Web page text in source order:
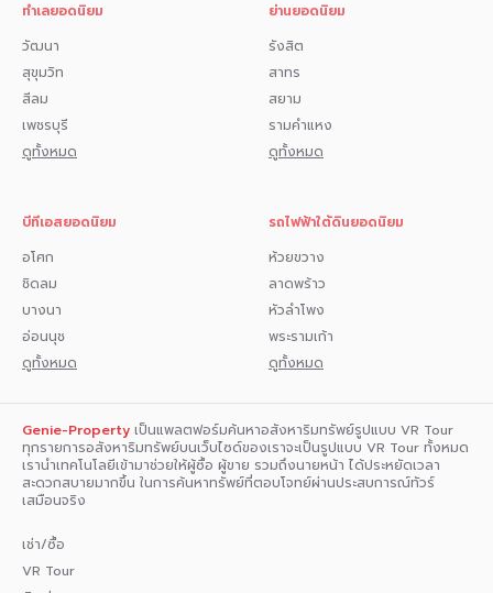
9888 ##
#คอนโดมือสอง #คอนโดตกแต่งใหม่ #genieproperty #คอนโด
มือสอง #คอนโดใกล้รถไฟฟ้า #คอนโด #รีโนเวท #คอนโดราคาถูก
#คอนโดใกล้MRT #คอนโดตกแต่งครบ #ผ่อนถูก #ผ่อนถูกกว่า
เช่า #เจ้าของขายเอง #MRTศรีแบริ่ง #BTS แบริ่ง #ไบเทคบางนา
#เซ็นทรัลบางนา #โรงพยาบาลศิครินทร์
ทำเลยอดนิยม
วัฒนา
สุขุมวิท
สีลม
เพชรบุรี
ดูทั้งหมด
ย่านยอดนิยม
รังสิต
สาทร
สยาม
รามคำแหง
ดูทั้งหมด
บีทีเอสยอดนิยม
อโศก
ชิดลม
บางนา
อ่อนนุช
ดูทั้งหมด
รถไฟฟ้าใต้ดินยอดนิยม
ห้วยขวาง
ลาดพร้าว
หัวลำโพง
พระรามเก้า
ดูทั้งหมด
Genie-Property เป็นแพลตฟอร์มค้นหาอสังหาริมทรัพย์รูปแบบ VR Tour
ทุกรายการอสังหาริมทรัพย์บนเว็บไซด์ของเราจะเป็นรูปแบบ VR Tour ทั้งหมด
เรานำเทคโนโลยีเข้ามาช่วยให้ผู้ซื้อ ผู้ขาย รวมถึงนายหน้า ได้ประหยัดเวลา
สะดวกสบายมากขึ้น ในการค้นหาทรัพย์ที่ตอบโจทย์ผ่านประสบการณ์ทัวร์
เสมือนจริง
เช่า/ซื้อ
VR Tour